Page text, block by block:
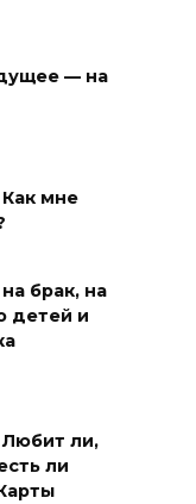
— на
мне
брак, на
детей и
ли,
ли